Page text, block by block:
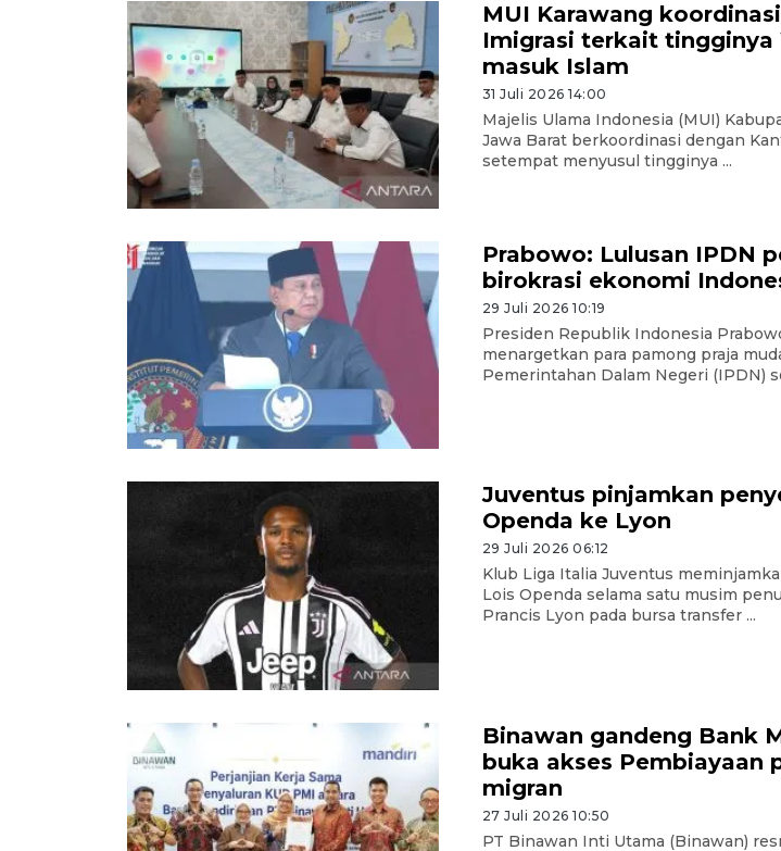
MUI Karawang
Imigrasi terkait tingginya
masuk Islam
31 Juli 2026 14:00
Majelis Ulama Indonesia (MUI)
Jawa Barat berkoordinasi dengan
setempat menyusul tingginya ...
Prabowo: Lulusan IPDN
birokrasi ekonomi
29 Juli 2026 10:19
Presiden Republik Indonesia
menargetkan para pamong praja
Pemerintahan Dalam Negeri (IPDN)
Juventus pinjamkan
Openda ke Lyon
29 Juli 2026 06:12
Klub Liga Italia Juventus
Lois Openda selama satu musim
Prancis Lyon pada bursa transfer ...
Binawan gandeng Bank
buka akses Pembiayaan
migran
27 Juli 2026 10:50
PT Binawan Inti Utama (Binawan)